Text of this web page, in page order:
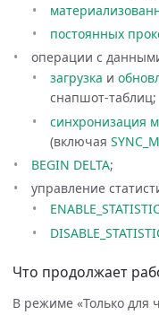
постоянных
операции с
загрузка и
снапшот-таблиц;
синхронизация
(включая
BEGIN DELTA;
управление
Что продолжает
В режиме «Только для